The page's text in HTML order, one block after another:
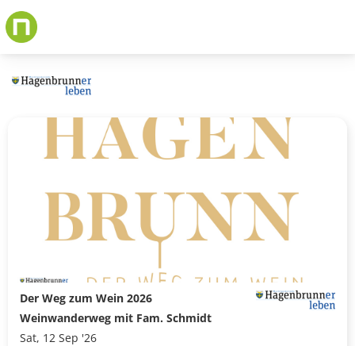
Skip
Der Weg zum Wein 2026
Weinwanderweg mit Fam. Schmidt
Sat, 12 Sep '26